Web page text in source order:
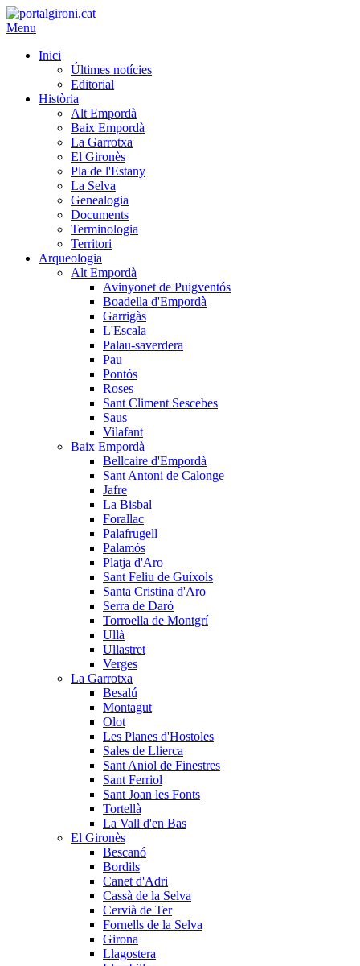
Menu
Inici
Últimes notícies
Editorial
Història
Alt Empordà
Baix Empordà
La Garrotxa
El Gironès
Pla de l'Estany
La Selva
Genealogia
Documents
Terminologia
Territori
Arqueologia
Alt Empordà
Avinyonet de Puigventós
Boadella d'Empordà
Garrigàs
L'Escala
Palau-saverdera
Pau
Pontós
Roses
Sant Climent Sescebes
Saus
Vilafant
Baix Empordà
Bellcaire d'Empordà
Sant Antoni de Calonge
Jafre
La Bisbal
Forallac
Palafrugell
Palamós
Platja d'Aro
Sant Feliu de Guíxols
Santa Cristina d'Aro
Serra de Daró
Torroella de Montgrí
Ullà
Ullastret
Verges
La Garrotxa
Besalú
Montagut
Olot
Les Planes d'Hostoles
Sales de Llierca
Sant Aniol de Finestres
Sant Ferriol
Sant Joan les Fonts
Tortellà
La Vall d'en Bas
El Gironès
Bescanó
Bordils
Canet d'Adri
Cassà de la Selva
Cervià de Ter
Fornells de la Selva
Girona
Llagostera